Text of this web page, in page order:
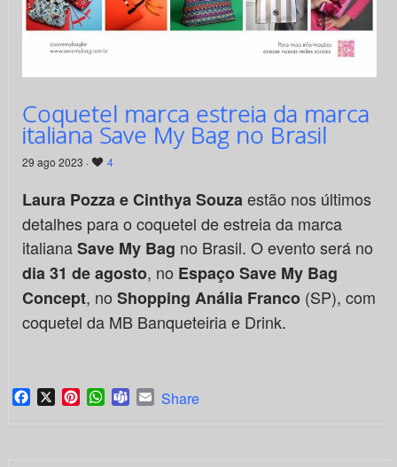
Coquetel marca estreia da marca
italiana Save My Bag no Brasil
29 ago 2023 · 4
Laura Pozza e Cinthya Souzaestão nos últimos
detalhes para o coquetel de estreia da marca
italianaSave My Bag no Brasil. O evento será no
dia 31 de agosto, no Espaço Save My Bag
Concept, no Shopping Anália Franco(SP), com
coquetel da MB Banqueteiria e Drink.
Facebook
X PinterestWhatsApp
TeamsEmail
Share